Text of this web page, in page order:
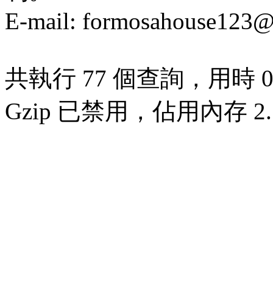
E-mail:
共執行 77 個查詢，用時
Gzip 已禁用，佔用內存